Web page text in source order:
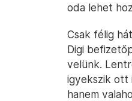
oda lehet
Csak félig
Digi
velünk.
igyekszik ott
hanem